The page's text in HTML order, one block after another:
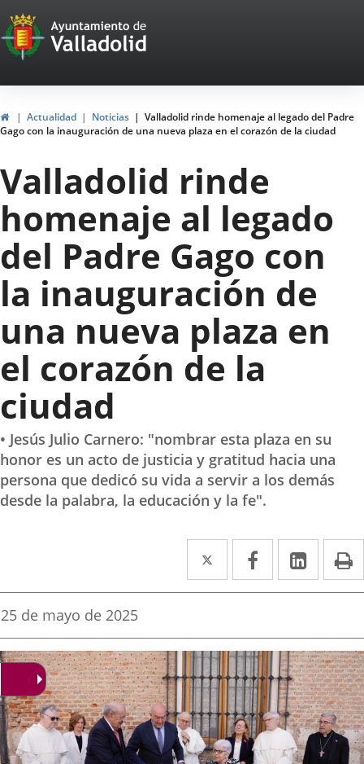
Portal
Web
del
Ayuntamiento
de
Valladolid
InicioActualidad Noticias
Valladolid rinde homenaje al legado del Padre
Gago con la inauguración de una nueva plaza en el corazón de la ciudad
Valladolid rinde
homenaje al legado
del Padre Gago con
la inauguración de
una nueva plaza en
el corazón de la
ciudad
• Jesús Julio Carnero: "nombrar esta plaza en su
honor es un acto de justicia y gratitud hacia una
persona que dedicó su vida a servir a los demás
desde la palabra, la educación y la fe".
Twitter
Enlace
a
aplicación
externa.
Facebook
Enlace
a
aplicación
externa.
Enlace
a
Fecha
la
noticia
25 de mayo de 2025